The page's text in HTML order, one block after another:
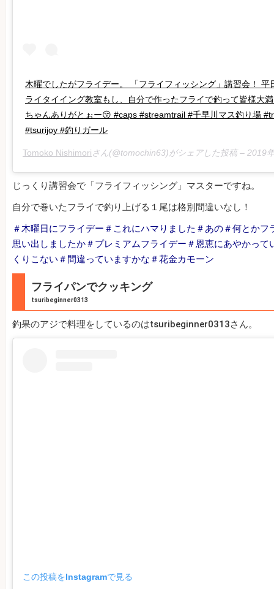
木曜でしたがフライデー。 「フライフィッシング」講習会！
ライタイイング教室もし、自分で作ったフライで釣って皆様大
ちゃんありがとぉー😚 #caps #streamtrail #千早川マス釣り場
#tsurijoy #釣りガール
Tomoko Nishimoriさん(@tomochin63)がシェアした投稿 – 2019
じっくり講習会で「フライフィッシング」マスターですね。
自分で巻いたフライで釣り上げる１尾は格別間違いなし！
＃木曜日にフライデー＃これにハマりました＃あの＃何とか
思い出しましたか＃プレミアムフライデー＃恩恵にあやかって
くりこない＃間違っていますかな＃花金カモーン
フライパンでクッキング
tsuribeginner0313
釣果のアジで料理をしているのはtsuribeginner0313さん。
この投稿をInstagramで見る